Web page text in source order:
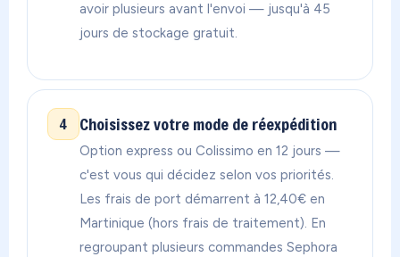
avoir plusieurs avant l'envoi — jusqu'à 45
jours de stockage gratuit.
4 Choisissez votre mode de réexpédition
Option express ou Colissimo en 12 jours —
c'est vous qui décidez selon vos priorités.
Les frais de port démarrent à 12,40€ en
Martinique (hors frais de traitement). En
regroupant plusieurs commandes Sephora